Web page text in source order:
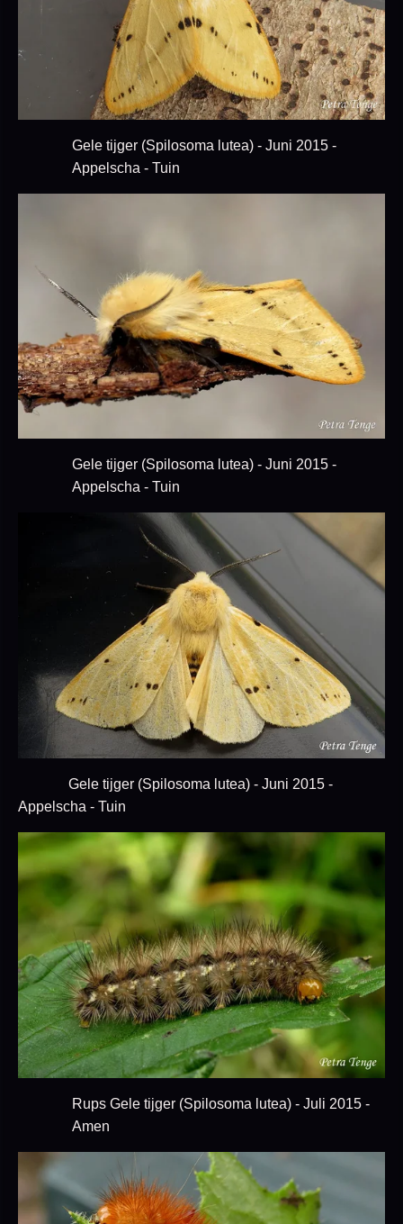
Gele tijger (Spilosoma lutea) - Juni 2015 -
Appelscha - Tuin
Gele tijger (Spilosoma lutea) - Juni 2015 -
Appelscha - Tuin
Gele tijger (Spilosoma lutea) - Juni 2015 -
Appelscha - Tuin
Rups Gele tijger (Spilosoma lutea) - Juli 2015 -
Amen